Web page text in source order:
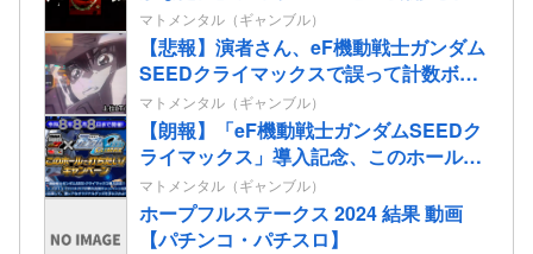
まとめ！休眠層ユーザーからパチンコ復
帰の声も！
マトメンタル（ギャンブル）
【悲報】演者さん、eF機動戦士ガンダム
SEEDクライマックスで誤って計数ボタ
ンを押してパンクさせてしまう…
マトメンタル（ギャンブル）
【朗報】「eF機動戦士ガンダムSEEDク
ライマックス」導入記念、このホール打
ちたいキャンペーンが始まる。当たりや
すい状況らしいのでチャンスか！？
マトメンタル（ギャンブル）
ホープフルステークス 2024 結果 動画
【パチンコ・パチスロ】